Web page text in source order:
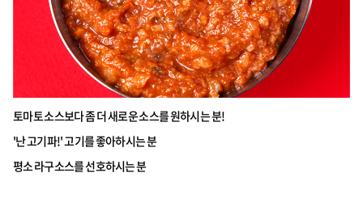
토마토 소스보다 좀 더 새로운 소스를 원하시는 분!
'난 고기파!' 고기를 좋아하시는 분
평소 라구소스를 선호하시는 분